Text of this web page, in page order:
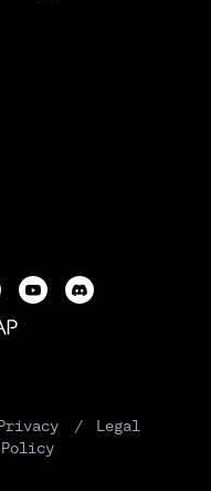
Policy
/ Legal